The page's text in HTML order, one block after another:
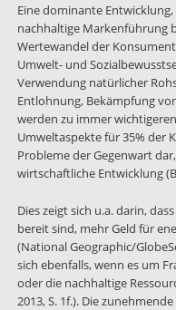
Eine dominante
nachhaltige Markenführung
Wertewandel der
Umwelt- und
Verwendung natürlicher
Entlohnung, Bekämpfung
werden zu immer
Umweltaspekte für 35% der
Probleme der Gegenwart
wirtschaftliche Entwicklung
Dies zeigt sich u.a. darin,
bereit sind, mehr Geld für
(National Geographic/
sich ebenfalls, wenn es um
oder die nachhaltige
2013, S. 1f.). Die